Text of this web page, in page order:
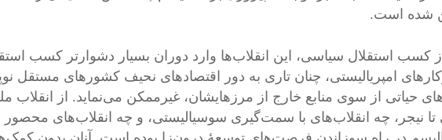
شده است.
کسب استقلال سیاسی، این انقلاب‌ها وارد دوران بسیار دشوارتر کسب
امپریالیستی، چنان تاری به دور اقتصادهای نحیف کشورهای مستقل
حیاتی از سوی منابع خارج از مرزهایشان، غیرممکن می‌نماید. از انقلاب
تا نیجر، چه انقلاب‌های با سمت‌گیری سوسیالیستی، و چه انقلاب‌های